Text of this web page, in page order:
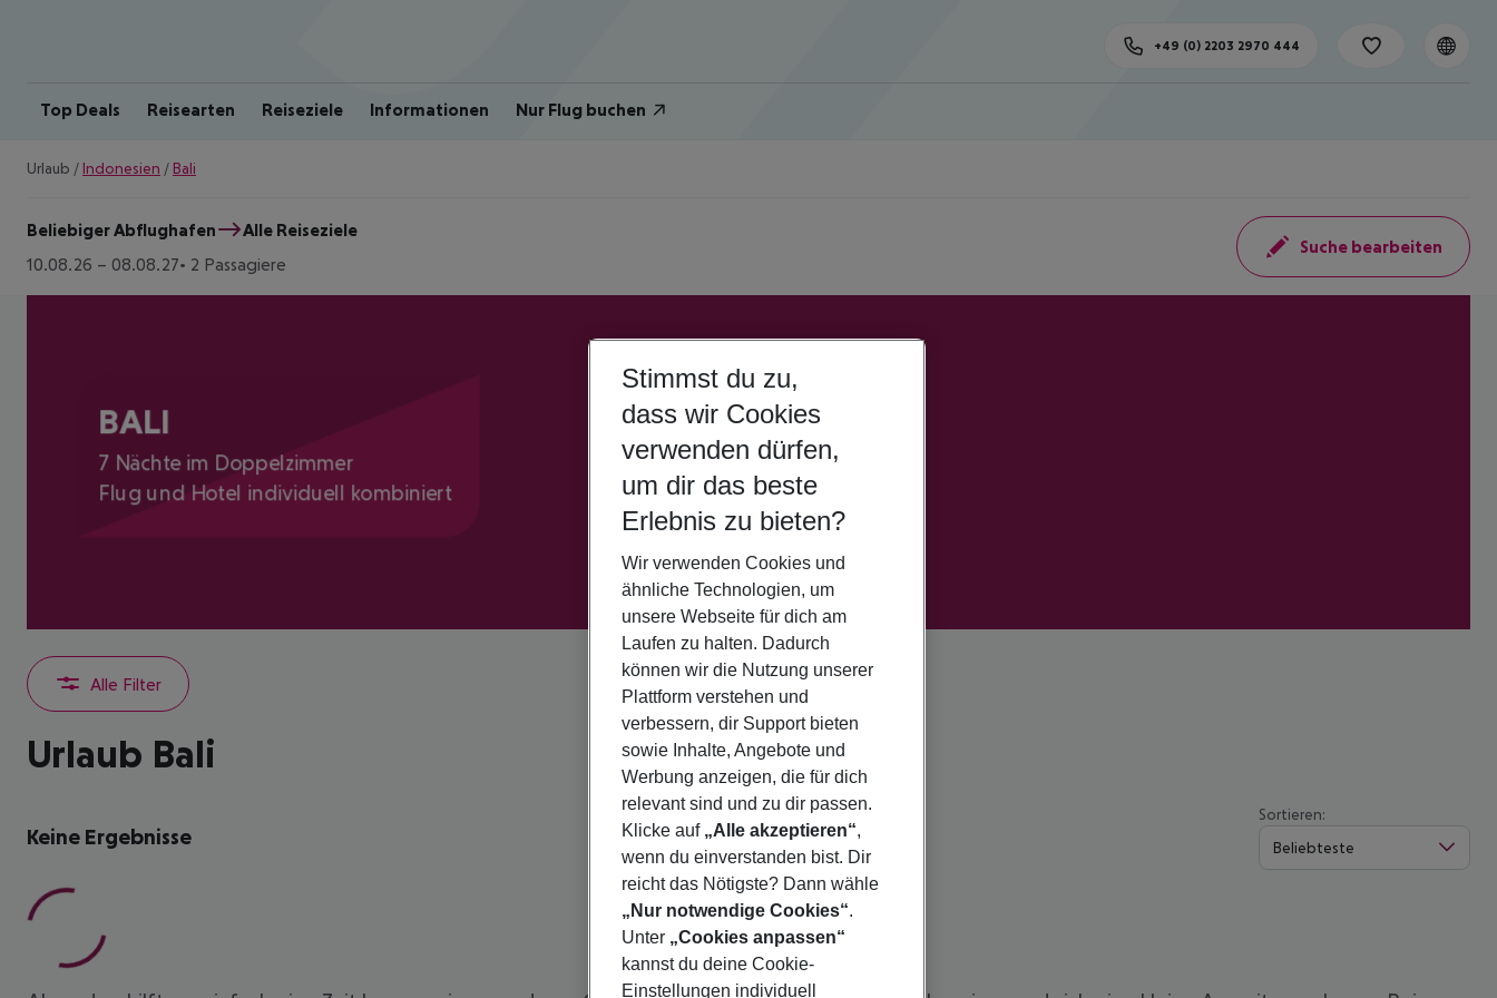
Top Deals Reisearten Reiseziele Informationen Nur Flug buchen
+49 (0) 2203 2970 444
Urlaub / Indonesien / Bali
Beliebiger Abflughafen
Alle Reiseziele
10.08.26 – 08.08.27 2 Passagiere
Suche bearbeiten
BALI
7 Nächte im Doppelzimmer
Flug und Hotel individuell kombiniert
Alle Filter
Urlaub Bali
Keine Ergebnisse
Sortieren:
Beliebteste
Stimmst du zu,
dass wir Cookies
verwenden dürfen,
um dir das beste
Erlebnis zu bieten?
Wir verwenden Cookies und
ähnliche Technologien, um
unsere Webseite für dich am
Laufen zu halten. Dadurch
können wir die Nutzung unserer
Plattform verstehen und
verbessern, dir Support bieten
sowie Inhalte, Angebote und
Werbung anzeigen, die für dich
relevant sind und zu dir passen.
Klicke auf „Alle akzeptieren“,
wenn du einverstanden bist. Dir
reicht das Nötigste? Dann wähle
„Nur notwendige Cookies“.
Unter „Cookies anpassen“
kannst du deine Cookie-
Einstellungen individuell